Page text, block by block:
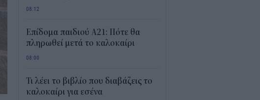
08:12
Επίδομα παιδιού Α21: Πότε θα
πληρωθεί μετά το καλοκαίρι
08:00
Τι λέει το βιβλίο που διαβάζεις το
καλοκαίρι για εσένα